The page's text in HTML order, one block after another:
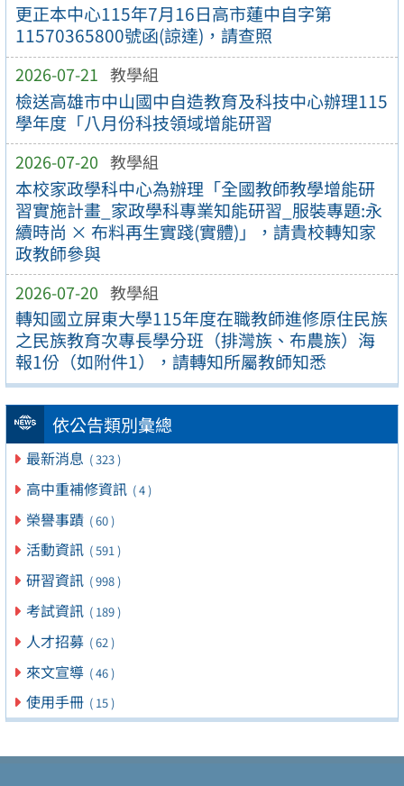
更正本中心115年7月16日高市蓮中自字第
11570365800號函(諒達)，請查照
2026-07-21 教學組
檢送高雄市中山國中自造教育及科技中心辦理115
學年度「八月份科技領域增能研習
2026-07-20 教學組
本校家政學科中心為辦理「全國教師教學增能研
習實施計畫_家政學科專業知能研習_服裝專題:永
續時尚 × 布料再生實踐(實體)」，請貴校轉知家
政教師參與
2026-07-20 教學組
轉知國立屏東大學115年度在職教師進修原住民族
之民族教育次專長學分班（排灣族、布農族）海
報1份（如附件1），請轉知所屬教師知悉
依公告類別彙總
最新消息 ( 323 )
高中重補修資訊 ( 4 )
榮譽事蹟 ( 60 )
活動資訊 ( 591 )
研習資訊 ( 998 )
考試資訊 ( 189 )
人才招募 ( 62 )
來文宣導 ( 46 )
使用手冊 ( 15 )